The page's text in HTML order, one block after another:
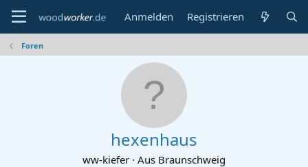
Anmelden Registrieren
Foren
hexenhaus
ww-kiefer · Aus Braunschweig